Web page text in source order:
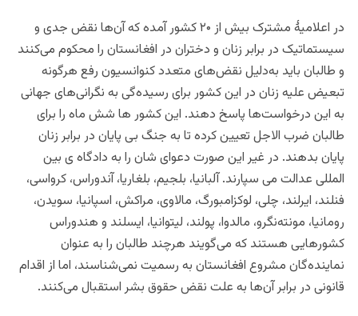
در اعلامیهٔ مشترک بیش از ۲۰ کشور آمده که آن‌ها نقض جدی و
سیستماتیک در برابر زنان و دختران در افغانستان را محکوم می‌کنند
و طالبان باید به‌دلیل نقض‌های متعدد کنوانسیون رفع هرگونه
تبعیض علیه زنان در این کشور برای رسیده‌گی به نگرانی‌های جهانی
به این درخواست‌ها پاسخ دهند. این کشور ها شش ماه را برای
طالبان ضرب الاجل تعیین کرده تا به جنگ بی پایان در برابر زنان
پایان بدهند. در غیر این صورت دعوای شان را به دادگاه ی بین
المللی عدالت می سپارند. آلبانیا، بلجیم، بلغاریا، آندوراس، کرواسی،
فنلند، ایرلند، چلی، لوکزامبورگ، مالاوی، مراکش، اسپانیا، سویدن،
رومانیا، مونته‌نگرو، مالدوا، پولند، لیتوانیا، ایسلند و هندوراس
کشورهایی هستند که می‌گویند هرچند طالبان را به عنوان
نماینده‌گان مشروع افغانستان به رسمیت نمی‌شناسند، اما از اقدام
قانونی در برابر آن‌ها به علت نقض حقوق بشر استقبال می‌کنند.